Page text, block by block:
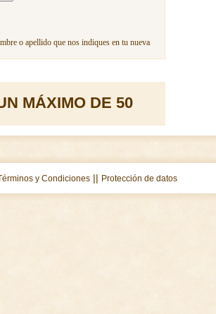
o apellido que nos indiques en tu nueva
MÁXIMO DE 50
y Condiciones|| Protección de datos